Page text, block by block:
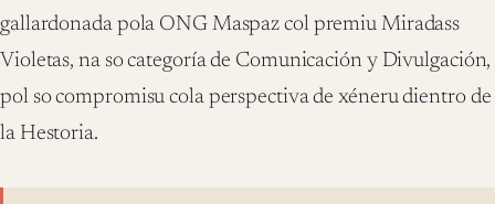
gallardonada pola ONG Maspaz col premiu Miradass
Violetas, na so categoría de Comunicación y Divulgación,
pol so compromisu cola perspectiva de xéneru dientro de
la Hestoria.